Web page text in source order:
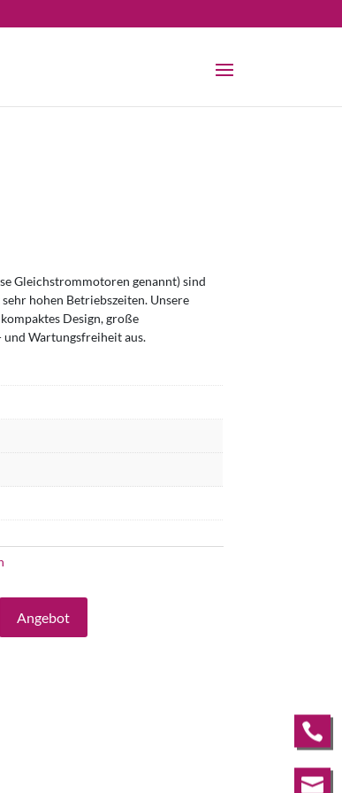
Gleichstrommotoren genannt) sind
hohen Betriebszeiten. Unsere
Design, große
und Wartungsfreiheit aus.
Angebot

